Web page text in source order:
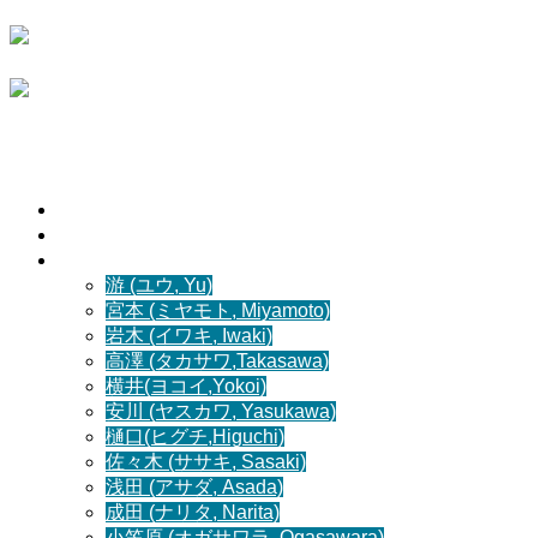
游 (ユウ, Yu)
宮本 (ミヤモト, Miyamoto)
岩木 (イワキ, Iwaki)
高澤 (タカサワ,Takasawa)
横井(ヨコイ,Yokoi)
安川 (ヤスカワ, Yasukawa)
樋口(ヒグチ,Higuchi)
佐々木 (ササキ, Sasaki)
浅田 (アサダ, Asada)
成田 (ナリタ, Narita)